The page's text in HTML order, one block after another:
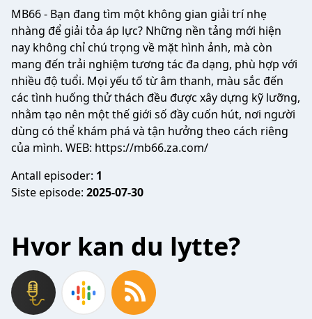
MB66- Bạn đang tìm một không gian giải trí nhẹ
nhàng để giải tỏa áp lực? Những nền tảng mới hiện
nay không chỉ chú trọng về mặt hình ảnh, mà còn
mang đến trải nghiệm tương tác đa dạng, phù hợp với
nhiều độ tuổi. Mọi yếu tố từ âm thanh, màu sắc đến
các tình huống thử thách đều được xây dựng kỹ lưỡng,
nhằm tạo nên một thế giới số đầy cuốn hút, nơi người
dùng có thể khám phá và tận hưởng theo cách riêng
của mình. WEB: https://mb66.za.com/
Antall episoder: 1
Siste episode: 2025-07-30
Hvor kan du lytte?